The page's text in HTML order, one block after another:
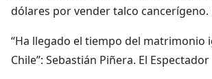
dólares por vender talco cancerígeno.
“Ha llegado el tiempo del matrimonio
Chile”: Sebastián Piñera. El Espectador